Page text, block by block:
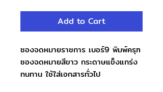
Add to Cart
ซองจดหมายราชการ เบอร์9 พิมพ์ครุฑ
ซองจดหมายสีขาว กระดาษแข็งแกร่ง
ทนทาน ใช้ใส่เอกสารทั่วไป